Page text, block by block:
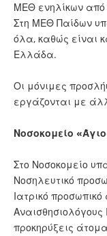
ΜΕΘ ενηλίκων από
Στη ΜΕΘ Παίδων
όλα, καθώς είναι
Ελλάδα.
Οι μόνιμες
εργάζονται με
Νοσοκομείο
Στο Νοσοκομείο
Νοσηλευτικό
Ιατρικό
Αναισθησιολόγους
προκηρύξεις